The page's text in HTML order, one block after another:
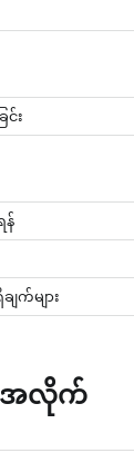
င်း
န်
က်များ
စ်အလိုက်